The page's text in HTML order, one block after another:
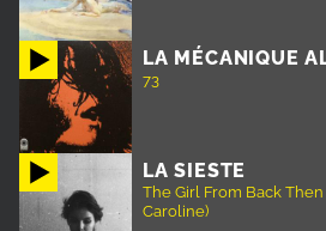
LA MÉCANIQUE
73
LA SIESTE
The Girl From Back
Caroline)